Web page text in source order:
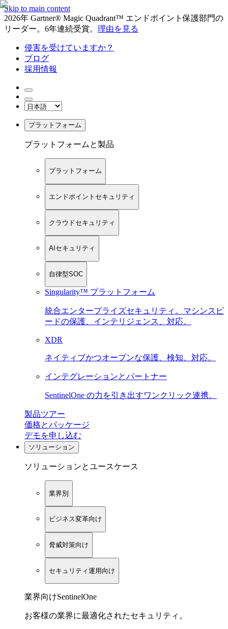
Skip to main content
2026年 Gartner® Magic Quadrant™ エンドポイント保護部門の
リーダー。6年連続受賞。 理由を見る
侵害を受けていますか？
ブログ
採用情報
プラットフォーム
プラットフォームと製品
プラットフォーム
エンドポイントセキュリティ
クラウドセキュリティ
AIセキュリティ
自律型SOC
Singularity™ プラットフォーム
統合エンタープライズセキュリティ。マシンスピ
ードの保護、インテリジェンス、対応。
XDR
ネイティブかつオープンな保護、検知、対応。
インテグレーションとパートナー
SentinelOne の力を引き出すワンクリック連携。
製品ツアー
価格とパッケージ
デモを申し込む
ソリューション
ソリューションとユースケース
業界別
ビジネス変革向け
脅威対策向け
セキュリティ運用向け
業界向けSentinelOne
お客様の業界に最適化されたセキュリティ。